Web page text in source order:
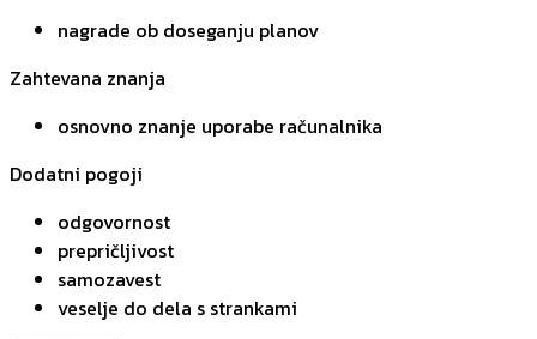
nagrade ob doseganju planov
Zahtevana znanja
osnovno znanje uporabe računalnika
Dodatni pogoji
odgovornost
prepričljivost
samozavest
veselje do dela s strankami